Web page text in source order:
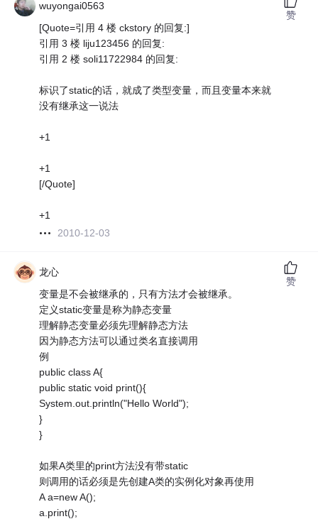
wuyongai0563
[Quote=引用 4 楼 ckstory 的回复:]
引用 3 楼 liju123456 的回复:
引用 2 楼 soli11722984 的回复:
标识了static的话，就成了类型变量，而且变量本来就
没有继承这一说法
+1
+1
[/Quote]
+1
2010-12-03
赞
龙心
变量是不会被继承的，只有方法才会被继承。
定义static变量是称为静态变量
理解静态变量必须先理解静态方法
因为静态方法可以通过类名直接调用
例
public class A{
public static void print(){
System.out.println("Hello World");
}
}
如果A类里的print方法没有带static
则调用的话必须是先创建A类的实例化对象再使用
A a=new A();
a.print();
赞